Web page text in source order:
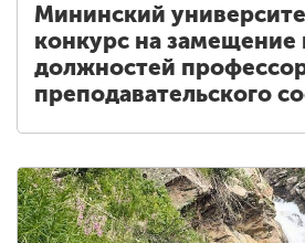
Мининский
конкурс на замещение
должностей
преподавательского